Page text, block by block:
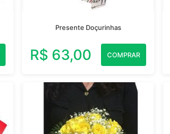
Presente Doçurinhas
R$ 63,00 COMPRAR